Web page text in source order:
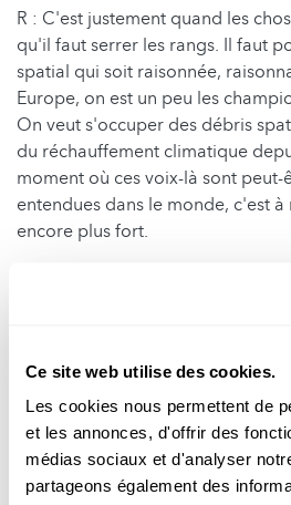
Ce site web utilise des cookies.
Les cookies nous permettent de
et les annonces, d'offrir des
médias sociaux et d'analyser
partageons également des
R : C'est justement quand les
qu'il faut serrer les rangs. Il faut
spatial qui soit raisonnée,
Europe, on est un peu les
On veut s'occuper des débris
du réchauffement climatique
moment où ces voix-là sont
entendues dans le monde, c'est
encore plus fort.
Q : Vous êtes envoyé spécial du
international qui se tiendra à
R : Etre une force de proposition,
domaine: l'exploration.
aimerait avoir une position plus
beaucoup de sujets: Artemis (le
sur la Lune, ndlr), l'accès à